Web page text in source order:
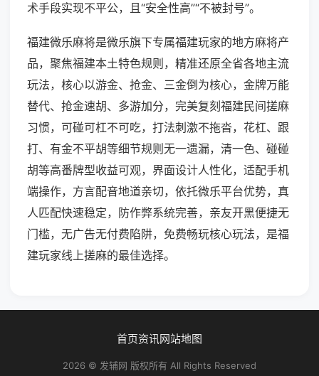
术手段实现不平公，且“安全性高”“不被封号”。
福建微乐麻将是微乐旗下专属福建玩家的地方麻将产
品，聚焦福建本土特色规则，精准还原全省各地主流
玩法，核心以游金、抢金、三金倒为核心，金牌万能
替代、抢金速胡、多游加分，完美复刻福建民间搓麻
习惯，可碰可杠不可吃，打法刺激不拖沓，花杠、跟
打、有金不平胡等细节规则无一遗漏，清一色、碰碰
胡等高番牌型收益可观，界面设计人性化，适配手机
端操作，方言配音地道亲切，依托微乐平台优势，真
人匹配快速稳定，防作弊系统完善，亲友开黑便捷无
门槛，无广告无付费陷阱，免费畅玩核心玩法，是福
建玩家线上搓麻的最佳选择。
首页资讯网站地图
2026 © 发辅网 版权所有 All Rights Reserved